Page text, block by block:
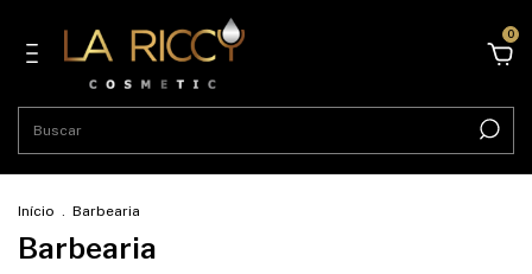
0
Início . Barbearia
Barbearia